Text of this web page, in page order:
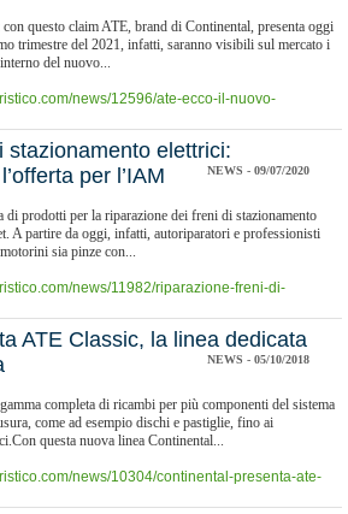
questo claim ATE, brand di Continental, presenta oggi
trimestre del 2021, infatti, saranno visibili sul mercato i
del nuovo...
news/12596/ate-ecco-il-nuovo-
stazionamento elettrici:
per l’IAM
NEWS - 09/07/2020
di prodotti per la riparazione dei freni di stazionamento
A partire da oggi, infatti, autoriparatori e professionisti
sia pinze con...
news/11982/riparazione-freni-di-
ATE Classic, la linea dedicata
NEWS - 05/10/2018
completa di ricambi per più componenti del sistema
come ad esempio dischi e pastiglie, fino ai
questa nuova linea Continental...
news/10304/continental-presenta-ate-